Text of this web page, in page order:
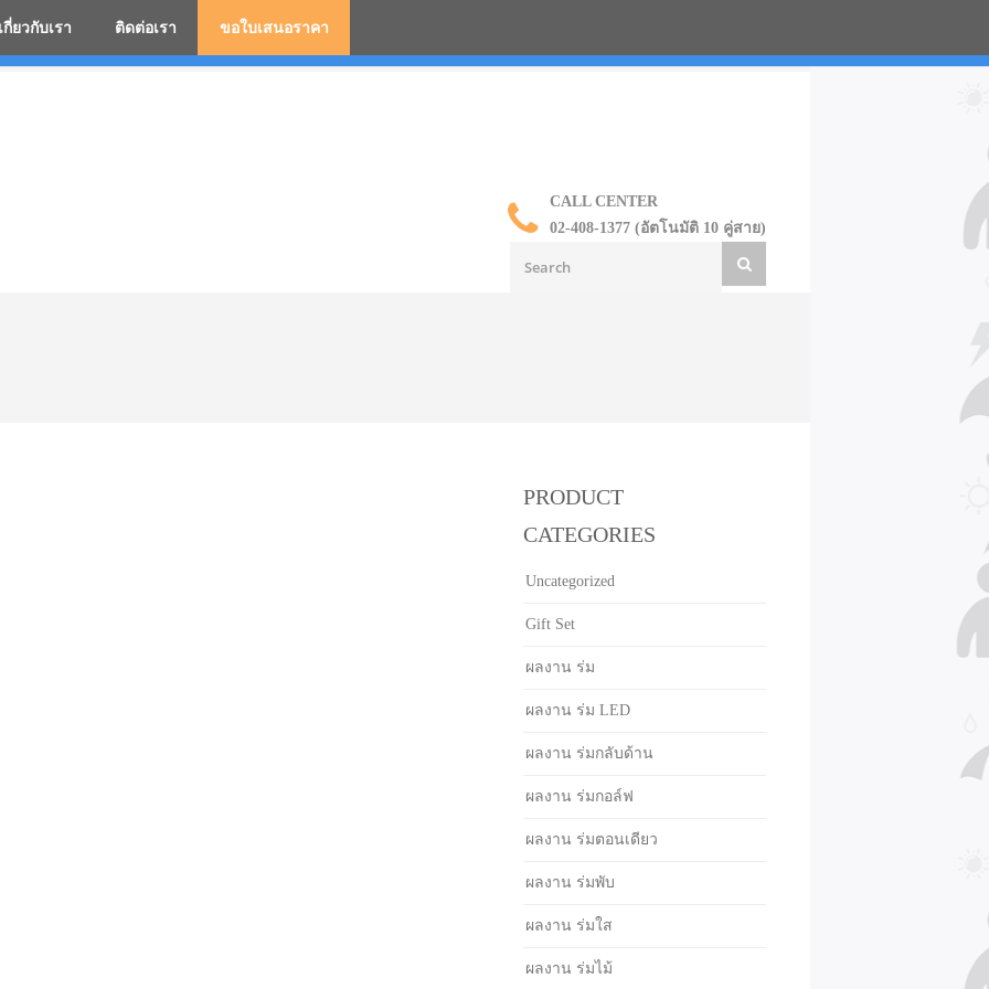
CALL CENTER
02-408-1377 (อัตโนมัติ 10 คู่สาย)
กี่ยวกับเรา ติดต่อเรา ขอใบเสนอราคา
PRODUCT
CATEGORIES
Uncategorized
Gift Set
ผลงาน ร่ม
ผลงาน ร่ม LED
ผลงาน ร่มกลับด้าน
ผลงาน ร่มกอล์ฟ
ผลงาน ร่มตอนเดียว
ผลงาน ร่มพับ
ผลงาน ร่มใส
ผลงาน ร่มไม้
สกรีนโลโก้ ร่มพรีเมี่ยม ร่มตอนเดียว ร่มกอล์ฟ ร่มกลับด้าน ราคาส่ง